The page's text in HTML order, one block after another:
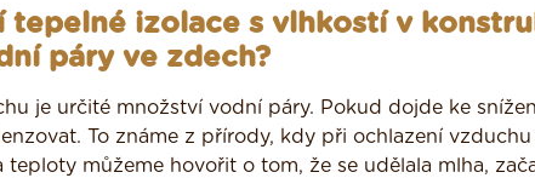
tepelné izolace s vlhkostí v
páry ve zdech?
je určité množství vodní páry. Pokud dojde ke
To známe z přírody, kdy při ochlazení
teploty můžeme hovořit o tom, že se udělala mlha,